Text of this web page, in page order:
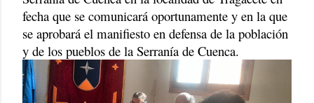
fecha que se comunicará oportunamente y en la que
se aprobará el manifiesto en defensa de la población
y de los pueblos de la Serranía de Cuenca.